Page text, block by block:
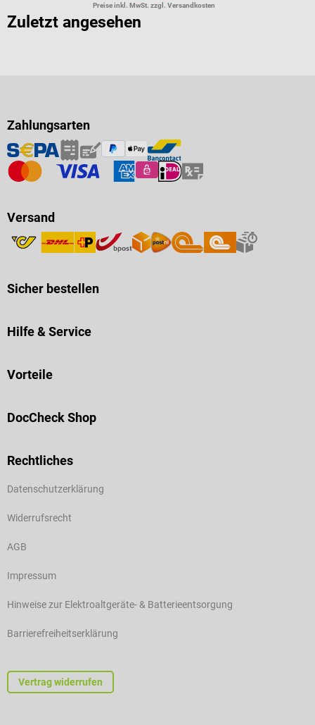
Preise inkl. MwSt. zzgl. Versandkosten
Zuletzt angesehen
Zahlungsarten
Versand
Sicher bestellen
Hilfe & Service
Vorteile
DocCheck Shop
Rechtliches
Datenschutzerklärung
Widerrufsrecht
AGB
Impressum
Hinweise zur Elektroaltgeräte- & Batterieentsorgung
Barrierefreiheitserklärung
Vertrag widerrufen